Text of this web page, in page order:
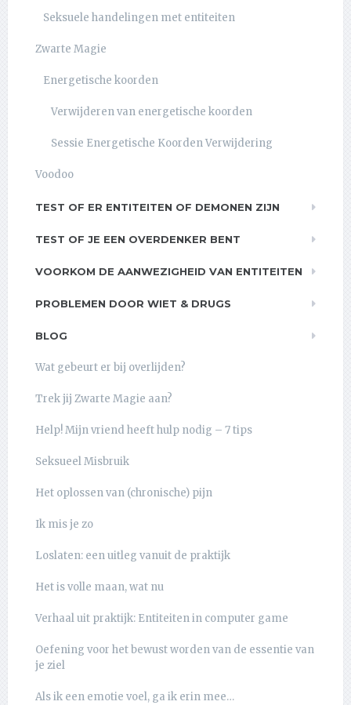
Seksuele handelingen met entiteiten
Zwarte Magie
Energetische koorden
Verwijderen van energetische koorden
Sessie Energetische Koorden Verwijdering
Voodoo
TEST OF ER ENTITEITEN OF DEMONEN ZIJN
TEST OF JE EEN OVERDENKER BENT
VOORKOM DE AANWEZIGHEID VAN ENTITEITEN
PROBLEMEN DOOR WIET & DRUGS
BLOG
Wat gebeurt er bij overlijden?
Trek jij Zwarte Magie aan?
Help! Mijn vriend heeft hulp nodig – 7 tips
Seksueel Misbruik
Het oplossen van (chronische) pijn
Ik mis je zo
Loslaten: een uitleg vanuit de praktijk
Het is volle maan, wat nu
Verhaal uit praktijk: Entiteiten in computer game
Oefening voor het bewust worden van de essentie van
je ziel
Als ik een emotie voel, ga ik erin mee…